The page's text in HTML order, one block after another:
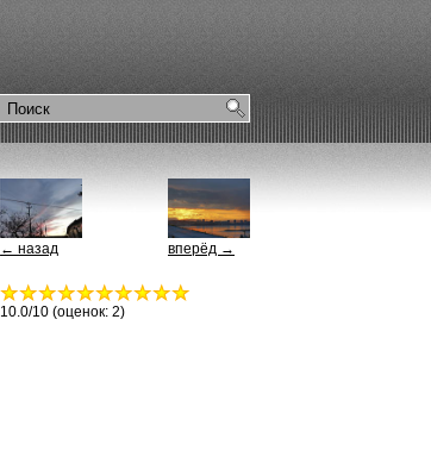
вперёд →
← назад
10.0/10 (оценок: 2)